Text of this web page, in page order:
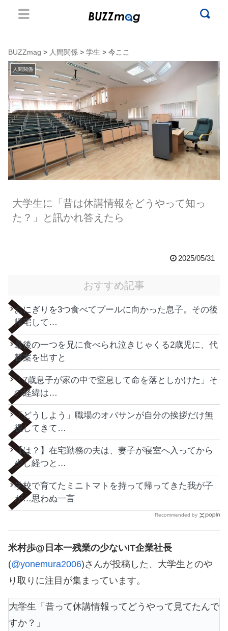
BUZZmag > 人間関係 > 学生 > 今ここ
人間関係
大学生に「昔は休講情報をどうやって知っ
た？」と訊かれ答えたら
2025/05/31
おすすめ記事
おにぎりを3つ食べてプールに向かった息子。その後
帰宅して…
最後の一つを兄に食べられ泣きじゃくる2歳児に、代
替案を出すと
「7歳息子が家の中で窒息して命を落としかけた」そ
の経緯は…
「どうしよう」職場のオバサンが自分の挨拶だけ無
視してきて…
【は？】在宅勤務の夫は、妻子が寝室へ入ってから
少し経つと…
学校で育てたミニトマトを持って帰ってきた我が子
が…思わぬ一言
Recommended by
米村歩@日本一残業の少ないIT企業社長
(@yonemura2006)さんが投稿した、大学生とのや
り取りに注目が集まっています。
大学生「昔って休講情報ってどうやって見てたんで
すか？」